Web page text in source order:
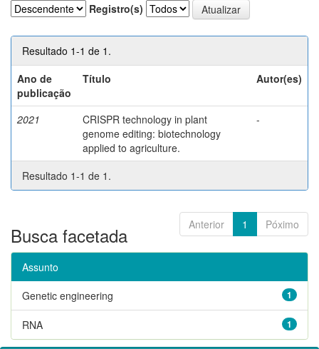
Registro(s)
Resultado 1-1 de 1.
Ano de
publicação
Título Autor(es)
2021
CRISPR technology in plant
genome editing: biotechnology
applied to agriculture.
-
Resultado 1-1 de 1.
Anterior 1 Póximo
Busca facetada
Assunto
1
Genetic engineering
1
RNA